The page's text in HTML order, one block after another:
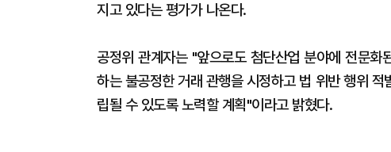
지고 있다는 평가가 나온다.
공정위 관계자는 "앞으로도 첨단산업 분야에 전문
하는 불공정한 거래 관행을 시정하고 법 위반 행위
립될 수 있도록 노력할 계획"이라고 밝혔다.